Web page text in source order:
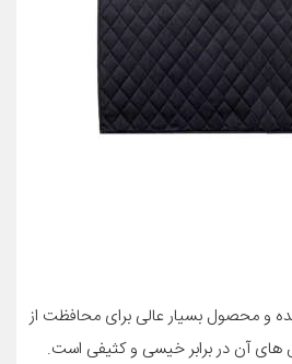
و محصول بسیار عالی برای محافظت از
آن در برابر خیسی و کثیفی است.